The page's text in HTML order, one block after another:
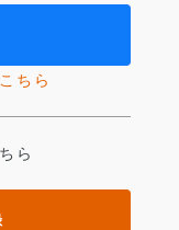
ちら
ら